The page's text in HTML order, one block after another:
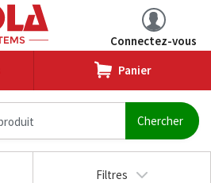
Connectez-vous
Panier
Filtres